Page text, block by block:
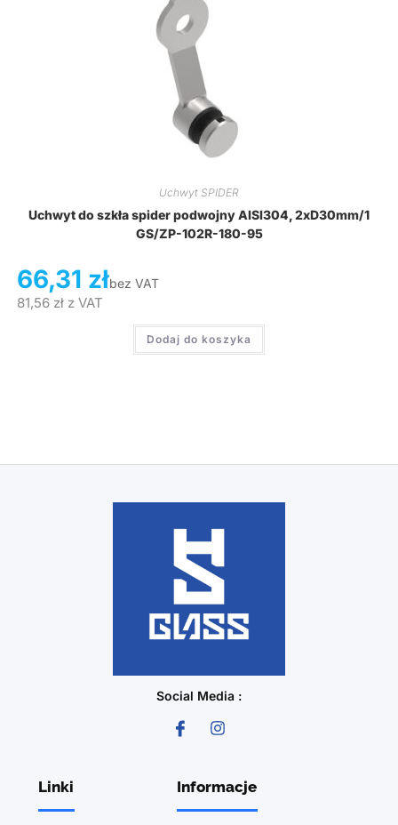
Uchwyt SPIDER
Uchwyt do szkła spider podwojny AISI304, 2xD30mm/1
GS/ZP-102R-180-95
66,31 złbez VAT
81,56 złz VAT
Dodaj do koszyka
Social Media :
Linki Informacje